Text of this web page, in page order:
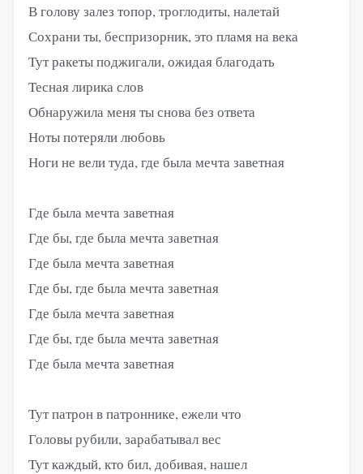
В голову залез топор, троглодиты, налетай
Сохрани ты, беспризорник, это пламя на века
Тут ракеты поджигали, ожидая благодать
Тесная лирика слов
Обнаружила меня ты снова без ответа
Ноты потеряли любовь
Ноги не вели туда, где была мечта заветная
Где была мечта заветная
Где бы, где была мечта заветная
Где была мечта заветная
Где бы, где была мечта заветная
Где была мечта заветная
Где бы, где была мечта заветная
Где была мечта заветная
Тут патрон в патроннике, ежели что
Головы рубили, зарабатывал вес
Тут каждый, кто бил, добивая, нашел